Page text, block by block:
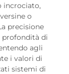
incrociato,
o
precisione
profondità di
agli
i valori di
sistemi di